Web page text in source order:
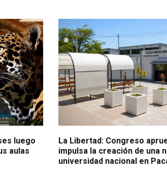
luego
aulas
Acceso universitario en La
La Libertad: Congreso
impulsa la creación de una
universidad nacional en